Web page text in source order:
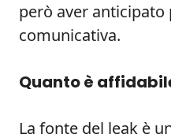
però aver
comunicativa.
Quanto è
La fonte del leak è